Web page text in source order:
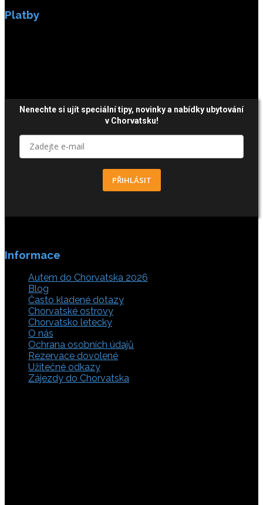
Platby
Nenechte si ujít speciální tipy, novinky a nabídky ubytování
v Chorvatsku!
PŘIHLÁSIT
Informace
Autem do Chorvatska 2026
Blog
Často kladené dotazy
Chorvatské ostrovy
Chorvatsko letecky
O nás
Ochrana osobních údajů
Rezervace dovolené
Užitečné odkazy
Zájezdy do Chorvatska